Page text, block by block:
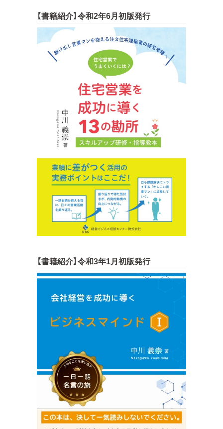
【書籍紹介】令和2年6月初版発行
【書籍紹介】令和3年1月初版発行